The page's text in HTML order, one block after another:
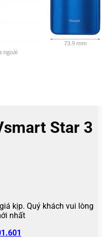
Star 3
kịp. Quý khách vui lòng
nhất